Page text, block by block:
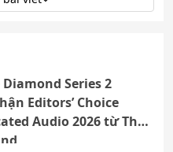
Series 2
Editors’ Choice
Audio 2026 từ The